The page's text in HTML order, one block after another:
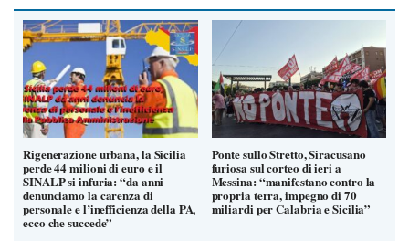
Rigenerazione urbana, la Sicilia
perde 44 milioni di euro e il
SINALP si infuria: “da anni
denunciamo la carenza di
personale e l’inefficienza della PA,
ecco che succede”
Ponte sullo Stretto, Siracusano
furiosa sul corteo di ieri a
Messina: “manifestano contro la
propria terra, impegno di 70
miliardi per Calabria e Sicilia”